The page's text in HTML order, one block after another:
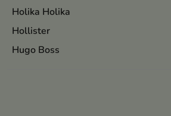
Holika Holika
Hollister
Hugo Boss